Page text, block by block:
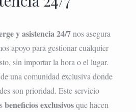
y asistencia 24/7nos asegura
apoyo para gestionar cualquier
sin importar la hora o el lugar.
una comunidad exclusiva donde
son prioridad. Este servicio
beneficios exclusivosque hacen